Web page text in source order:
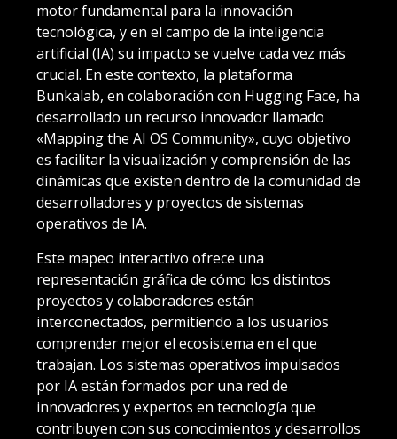
motor fundamental para la innovación
tecnológica, y en el campo de la inteligencia
artificial (IA) su impacto se vuelve cada vez más
crucial. En este contexto, la plataforma
Bunkalab, en colaboración con Hugging Face, ha
desarrollado un recurso innovador llamado
«Mapping the AI OS Community», cuyo objetivo
es facilitar la visualización y comprensión de las
dinámicas que existen dentro de la comunidad de
desarrolladores y proyectos de sistemas
operativos de IA.
Este mapeo interactivo ofrece una
representación gráfica de cómo los distintos
proyectos y colaboradores están
interconectados, permitiendo a los usuarios
comprender mejor el ecosistema en el que
trabajan. Los sistemas operativos impulsados
por IA están formados por una red de
innovadores y expertos en tecnología que
contribuyen con sus conocimientos y desarrollos